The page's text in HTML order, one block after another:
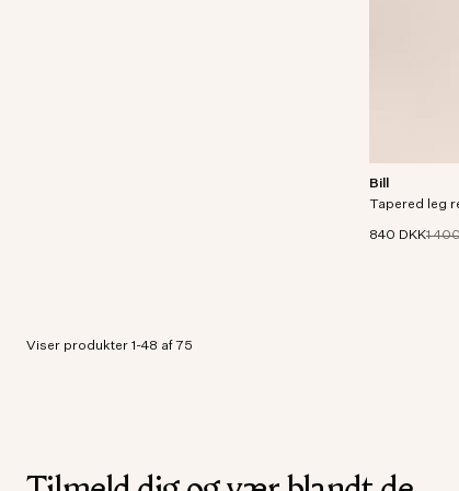
Bill
Tapered leg
840 DKK1
Chinos i
i let satin
Viser produkter 1-48 af 75